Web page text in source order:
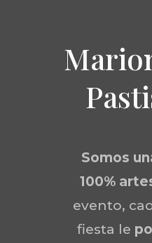
Somos
100%
evento,
fiesta le